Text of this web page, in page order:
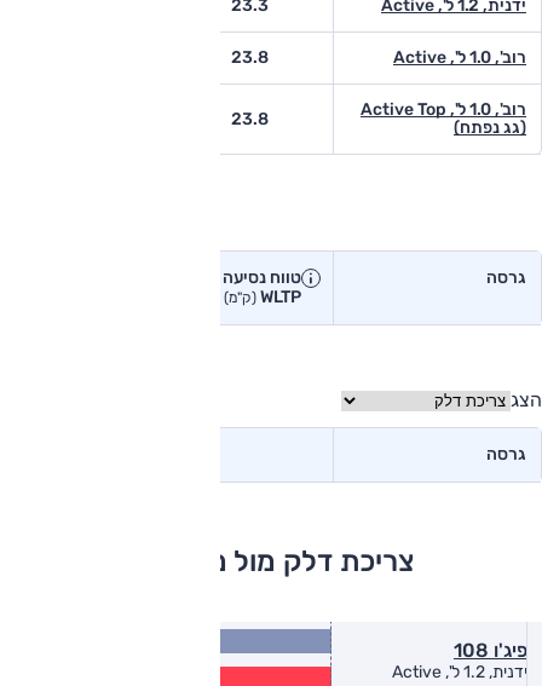
ידנית, 1.2 ל', Active 23.3
רוב', 1.0 ל', Active 23.8
רוב', 1.0 ל', Active Top
(גג נפתח)
23.8
גרסה
טווח נסיעה יצרן
WLTP(ק"מ)
הצג
גרסה
צריכת דלק מול מתחרים
פיג'ו 108
ידנית, 1.2 ל', Active